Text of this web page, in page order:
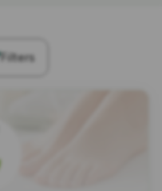
Filters